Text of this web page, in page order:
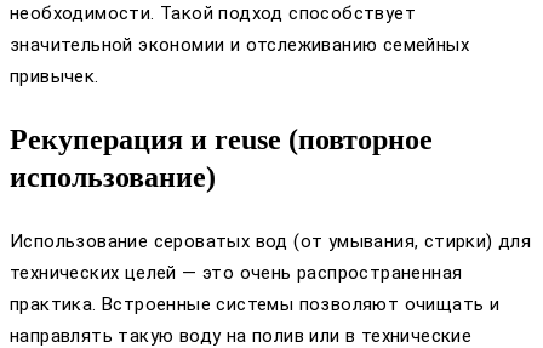
необходимости. Такой подход способствует
значительной экономии и отслеживанию семейных
привычек.
Рекуперация и reuse (повторное
использование)
Использование сероватых вод (от умывания, стирки) для
технических целей — это очень распространенная
практика. Встроенные системы позволяют очищать и
направлять такую воду на полив или в технические